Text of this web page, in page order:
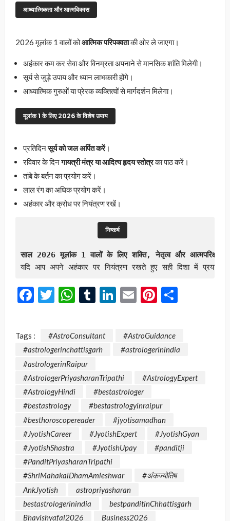
आध्यात्मिकता और आत्मविकास
2026 मूलांक 1 वालों कोआत्मिक परिपक्वताकी ओर ले जाएगा।
अहंकार कम कर सेवा और विनम्रता अपनाने से मानसिक शांति मिलेगी।
सूर्य से जुड़े उपाय और ध्यान लाभकारी होंगे।
आध्यात्मिक गुरुओं या प्रेरक व्यक्तित्वों से मार्गदर्शन मिलेगा।
मूलांक 1 के लिए 2026 के विशेष उपाय
प्रतिदिनसूर्य को जल अर्पित करें।
रविवार के दिनगायत्री मंत्र या आदित्य हृदय स्तोत्रका पाठ करें।
तांबे के बर्तन का प्रयोग करें।
लाल रंग का अधिक प्रयोग करें।
अहंकार और क्रोध पर नियंत्रण रखें।
निष्कर्ष
साल 2026 मूलांक 1 वालों के लिए शक्ति, नेतृत्व और आत्मपरिक्षण
यदि आप अपने अहंकार पर नियंत्रण रखते हुए सही दिशा में
Facebook
Twitter
WhatsApp
Tumblr
LinkedIn
EmailPinterest
Tags : #AstroConsultant
#AstroGuidance
#astrologerinchattisgarh
#astrologerinindia
#astrologerinRaipur
#AstrologerPriyasharanTripathi
#AstrologyExpert
#AstrologyHindi
#bestastrologer
#bestastrology
#bestastrologyinraipur
#besthoroscopereader
#jyotisamadhan
#JyotishCareer
#JyotishExpert
#JyotishGyan
#JyotishShastra
#JyotishUpay
#panditji
#PanditPriyasharanTripathi
#ShriMahakalDhamAmleshwar
#अंकज्योतिष
AnkJyotish
astropriyasharan
bestastrologerinindia
bestpanditinChhattisgarh
Bhavishyafal2026
Business2026